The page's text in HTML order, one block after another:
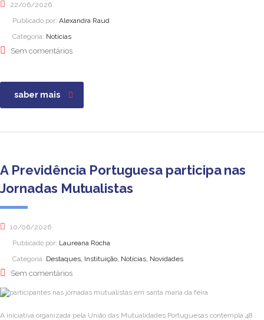
22/06/2026
Publicado por: Alexandra Raud
Categoria: Notícias
Sem comentários
saber mais
A Previdência Portuguesa participa nas
Jornadas Mutualistas
10/06/2026
Publicado por: Laureana Rocha
Categoria: Destaques, Instituição, Notícias, Novidades
Sem comentários
A iniciativa organizada pela União das Mutualidades Portuguesas contempla 48